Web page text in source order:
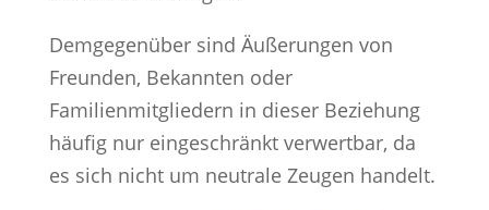
Demgegenüber sind Äußerungen von
Freunden, Bekannten oder
Familienmitgliedern in dieser Beziehung
häufig nur eingeschränkt verwertbar, da
es sich nicht um neutrale Zeugen handelt.